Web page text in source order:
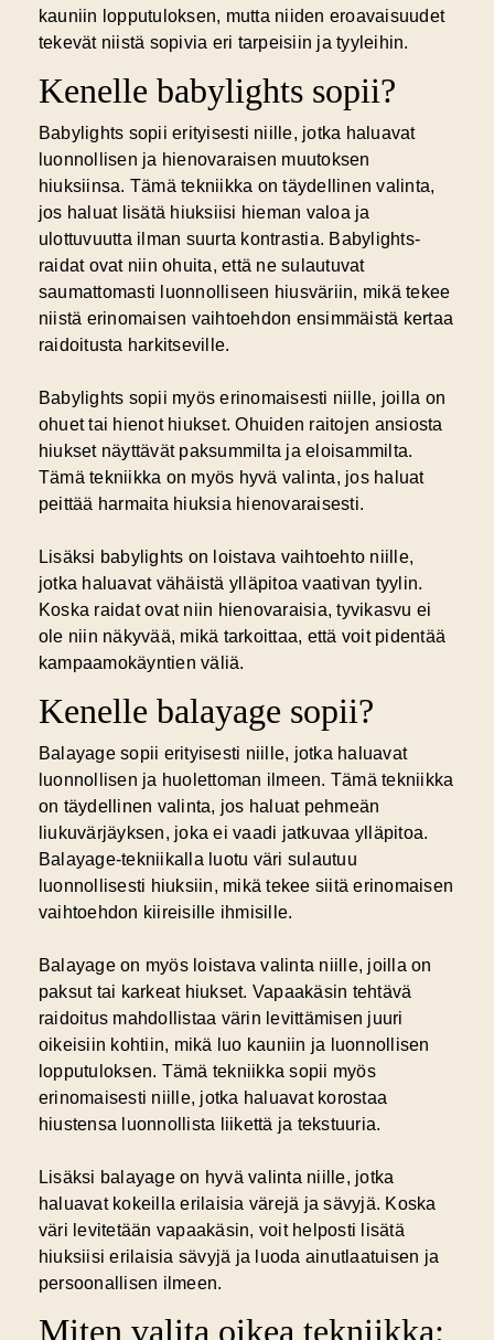
kauniin lopputuloksen, mutta niiden eroavaisuudet
tekevät niistä sopivia eri tarpeisiin ja tyyleihin.
Kenelle babylights sopii?
Babylights sopii erityisesti niille, jotka haluavat
luonnollisen ja hienovaraisen muutoksen
hiuksiinsa. Tämä tekniikka on täydellinen valinta,
jos haluat lisätä hiuksiisi hieman valoa ja
ulottuvuutta ilman suurta kontrastia. Babylights-
raidat ovat niin ohuita, että ne sulautuvat
saumattomasti luonnolliseen hiusväriin, mikä tekee
niistä erinomaisen vaihtoehdon ensimmäistä kertaa
raidoitusta harkitseville.
Babylights sopii myös erinomaisesti niille, joilla on
ohuet tai hienot hiukset. Ohuiden raitojen ansiosta
hiukset näyttävät paksummilta ja eloisammilta.
Tämä tekniikka on myös hyvä valinta, jos haluat
peittää harmaita hiuksia hienovaraisesti.
Lisäksi babylights on loistava vaihtoehto niille,
jotka haluavat vähäistä ylläpitoa vaativan tyylin.
Koska raidat ovat niin hienovaraisia, tyvikasvu ei
ole niin näkyvää, mikä tarkoittaa, että voit pidentää
kampaamokäyntien väliä.
Kenelle balayage sopii?
Balayage sopii erityisesti niille, jotka haluavat
luonnollisen ja huolettoman ilmeen. Tämä tekniikka
on täydellinen valinta, jos haluat pehmeän
liukuvärjäyksen, joka ei vaadi jatkuvaa ylläpitoa.
Balayage-tekniikalla luotu väri sulautuu
luonnollisesti hiuksiin, mikä tekee siitä erinomaisen
vaihtoehdon kiireisille ihmisille.
Balayage on myös loistava valinta niille, joilla on
paksut tai karkeat hiukset. Vapaakäsin tehtävä
raidoitus mahdollistaa värin levittämisen juuri
oikeisiin kohtiin, mikä luo kauniin ja luonnollisen
lopputuloksen. Tämä tekniikka sopii myös
erinomaisesti niille, jotka haluavat korostaa
hiustensa luonnollista liikettä ja tekstuuria.
Lisäksi balayage on hyvä valinta niille, jotka
haluavat kokeilla erilaisia värejä ja sävyjä. Koska
väri levitetään vapaakäsin, voit helposti lisätä
hiuksiisi erilaisia sävyjä ja luoda ainutlaatuisen ja
persoonallisen ilmeen.
Miten valita oikea tekniikka: